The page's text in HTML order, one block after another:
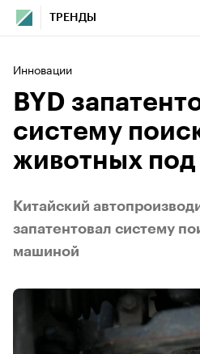
ТРЕНДЫ
Инновации
BYD
систему
животных
Китайский
запатентовал систему
машиной